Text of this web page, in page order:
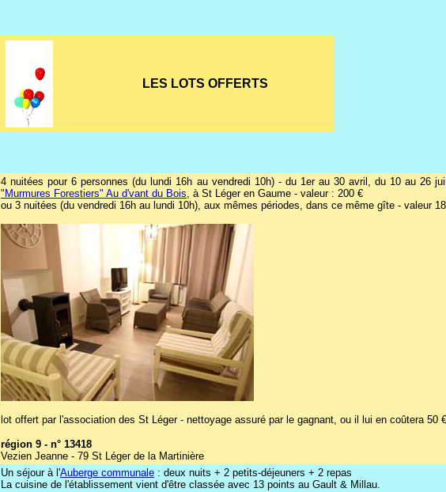
LES LOTS OFFERTS
4 nuitées pour 6 personnes (du lundi 16h au vendredi 10h) - du 1er au 30 avril, du 10 au 26
"Murmures Forestiers" Au d'vant du Bois, à St Léger en Gaume - valeur : 200 €
ou 3 nuitées (du vendredi 16h au lundi 10h), aux mêmes périodes, dans ce même gîte - valeur
lot offert par l'association des St Léger - nettoyage assuré par le gagnant, ou il lui en coûtera 50 €
région 9 - n° 13418
Vezien Jeanne - 79 St Léger de la Martinière
Un séjour à l'Auberge communale : deux nuits + 2 petits-déjeuners + 2 repas
La cuisine de l'établissement vient d'être classée avec 13 points au Gault & Millau.